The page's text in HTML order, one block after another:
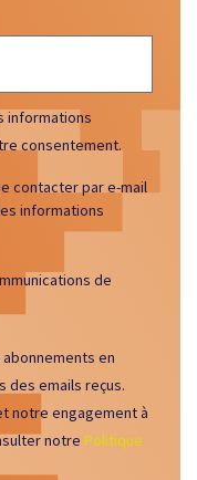
informations
consentement.
contacter par e-mail
informations
de
en
des emails reçus.
notre engagement à
notre Politique